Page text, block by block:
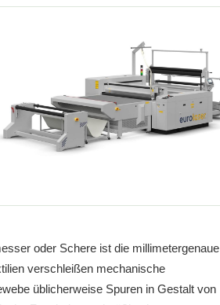
oder Schere ist die millimetergenaue
verschleißen mechanische
üblicherweise Spuren in Gestalt von